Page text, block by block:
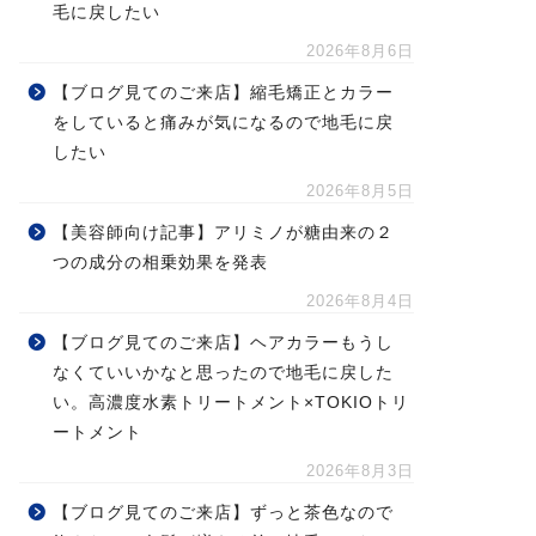
毛に戻したい
2026年8月6日
【ブログ見てのご来店】縮毛矯正とカラー
をしていると痛みが気になるので地毛に戻
したい
2026年8月5日
【美容師向け記事】アリミノが糖由来の２
つの成分の相乗効果を発表
2026年8月4日
【ブログ見てのご来店】ヘアカラーもうし
なくていいかなと思ったので地毛に戻した
い。高濃度水素トリートメント×TOKIOトリ
ートメント
2026年8月3日
【ブログ見てのご来店】ずっと茶色なので